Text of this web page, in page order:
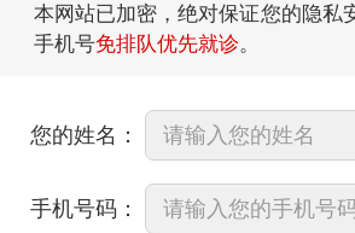
本网站已加密，绝对保证您的隐私
手机号免排队优先就诊。
您的姓名：
手机号码：